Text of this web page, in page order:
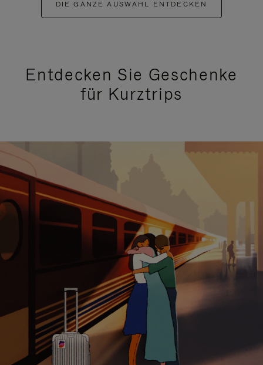
DIE GANZE AUSWAHL ENTDECKEN
Entdecken Sie Geschenke
für Kurztrips